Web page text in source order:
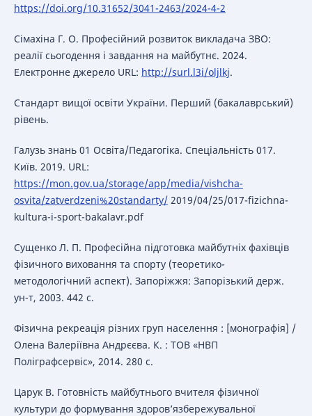
https://doi.org/10.31652/3041-2463/2024-4-2
Сімахіна Г. О. Професійний розвиток викладача ЗВО:
реалії сьогодення і завдання на майбутнє. 2024.
Електронне джерело URL: http://surl.l3i/oljlkj.
Стандарт вищої освіти України. Перший (бакалаврський)
рівень.
Галузь знань 01 Освіта/Педагогіка. Спеціальність 017.
Київ. 2019. URL:
https://mon.gov.ua/storage/app/media/vishcha-
osvita/zatverdzeni%20standarty/2019/04/25/017-fizichna-
kultura-i-sport-bakalavr.pdf
Сущенко Л. П. Професійна підготовка майбутніх фахівців
фізичного виховання та спорту (теоретико-
методологічний аспект). Запоріжжя: Запорізький держ.
ун-т, 2003. 442 с.
Фізична рекреація різних груп населення : [монографія] /
Олена Валеріївна Андрєєва. К. : ТОВ «НВП
Поліграфсервіс», 2014. 280 с.
Царук В. Готовність майбутнього вчителя фізичної
культури до формування здоров’язбережувальної